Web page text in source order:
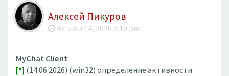
Алексей Пикуров
Вс июн 14, 2026 5:19 pm
MyChat Client
[*] (14.06.2026) (win32) определение активности